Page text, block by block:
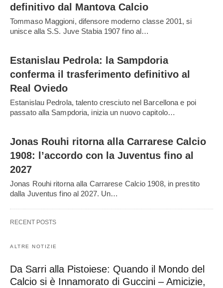
definitivo dal Mantova Calcio
Tommaso Maggioni, difensore moderno classe 2001, si
unisce alla S.S. Juve Stabia 1907 fino al…
Estanislau Pedrola: la Sampdoria
conferma il trasferimento definitivo al
Real Oviedo
Estanislau Pedrola, talento cresciuto nel Barcellona e poi
passato alla Sampdoria, inizia un nuovo capitolo…
Jonas Rouhi ritorna alla Carrarese Calcio
1908: l’accordo con la Juventus fino al
2027
Jonas Rouhi ritorna alla Carrarese Calcio 1908, in prestito
dalla Juventus fino al 2027. Un…
RECENT POSTS
ALTRE NOTIZIE
Da Sarri alla Pistoiese: Quando il Mondo del
Calcio si è Innamorato di Guccini – Amicizie,